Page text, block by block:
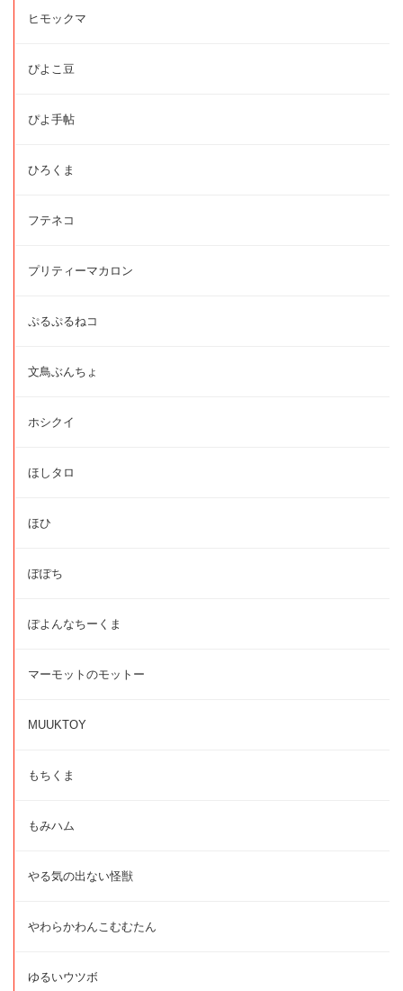
ヒモックマ
ぴよこ豆
ぴよ手帖
ひろくま
フテネコ
プリティーマカロン
ぷるぷるねコ
文鳥ぶんちょ
ホシクイ
ほしタロ
ほひ
ぽぽち
ぽよんなちーくま
マーモットのモットー
MUUKTOY
もちくま
もみハム
やる気の出ない怪獣
やわらかわんこむむたん
ゆるいウツボ